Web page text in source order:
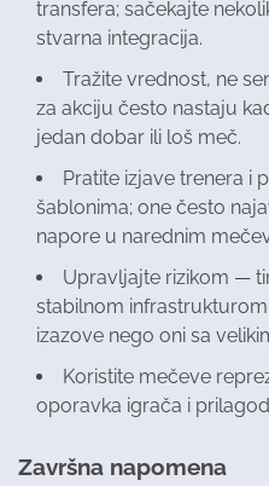
transfera; sačekajte
stvarna integracija.
Tražite vrednost, ne
za akciju često nastaju
jedan dobar ili loš meč.
Pratite izjave trenera i
šablonima; one često
napore u narednim
Upravljajte rizikom —
stabilnom
izazove nego oni sa
Koristite mečeve
oporavka igrača i
Završna napomena